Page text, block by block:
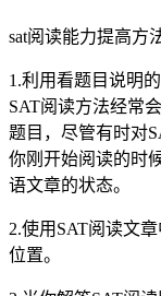
sat阅读能力提高方
1.利用看题目说明
SAT阅读方法经常
题目，尽管有时对
你刚开始阅读的时
语文章的状态。
2.使用SAT阅读文
位置。